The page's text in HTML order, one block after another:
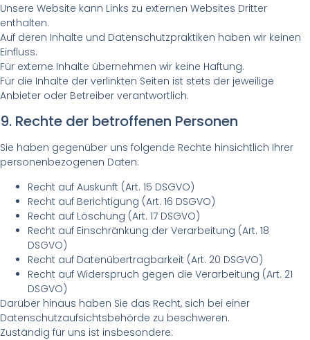
Unsere Website kann Links zu externen Websites Dritter
enthalten.
Auf deren Inhalte und Datenschutzpraktiken haben wir keinen
Einfluss.
Für externe Inhalte übernehmen wir keine Haftung.
Für die Inhalte der verlinkten Seiten ist stets der jeweilige
Anbieter oder Betreiber verantwortlich.
9. Rechte der betroffenen Personen
Sie haben gegenüber uns folgende Rechte hinsichtlich Ihrer
personenbezogenen Daten:
Recht auf Auskunft (Art. 15 DSGVO)
Recht auf Berichtigung (Art. 16 DSGVO)
Recht auf Löschung (Art. 17 DSGVO)
Recht auf Einschränkung der Verarbeitung (Art. 18
DSGVO)
Recht auf Datenübertragbarkeit (Art. 20 DSGVO)
Recht auf Widerspruch gegen die Verarbeitung (Art. 21
DSGVO)
Darüber hinaus haben Sie das Recht, sich bei einer
Datenschutzaufsichtsbehörde zu beschweren.
Zuständig für uns ist insbesondere: